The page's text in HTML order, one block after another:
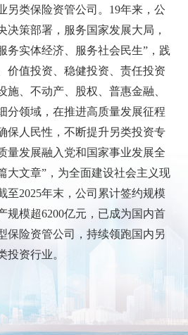
另类保险资管公司。19年来，公
决策部署，服务国家发展大局，
务实体经济、服务社会民生”，践
价值投资、稳健投资、责任投资
施、不动产、股权、普惠金融、
分领域，在推进高质量发展征程
保人民性，不断提升另类投资专
量发展融入党和国家事业发展全
大文章”，为全面建设社会主义现
至2025年末，公司累计签约规模
规模超6200亿元，已成为国内首
保险资管公司，持续领跑国内另
投资行业。